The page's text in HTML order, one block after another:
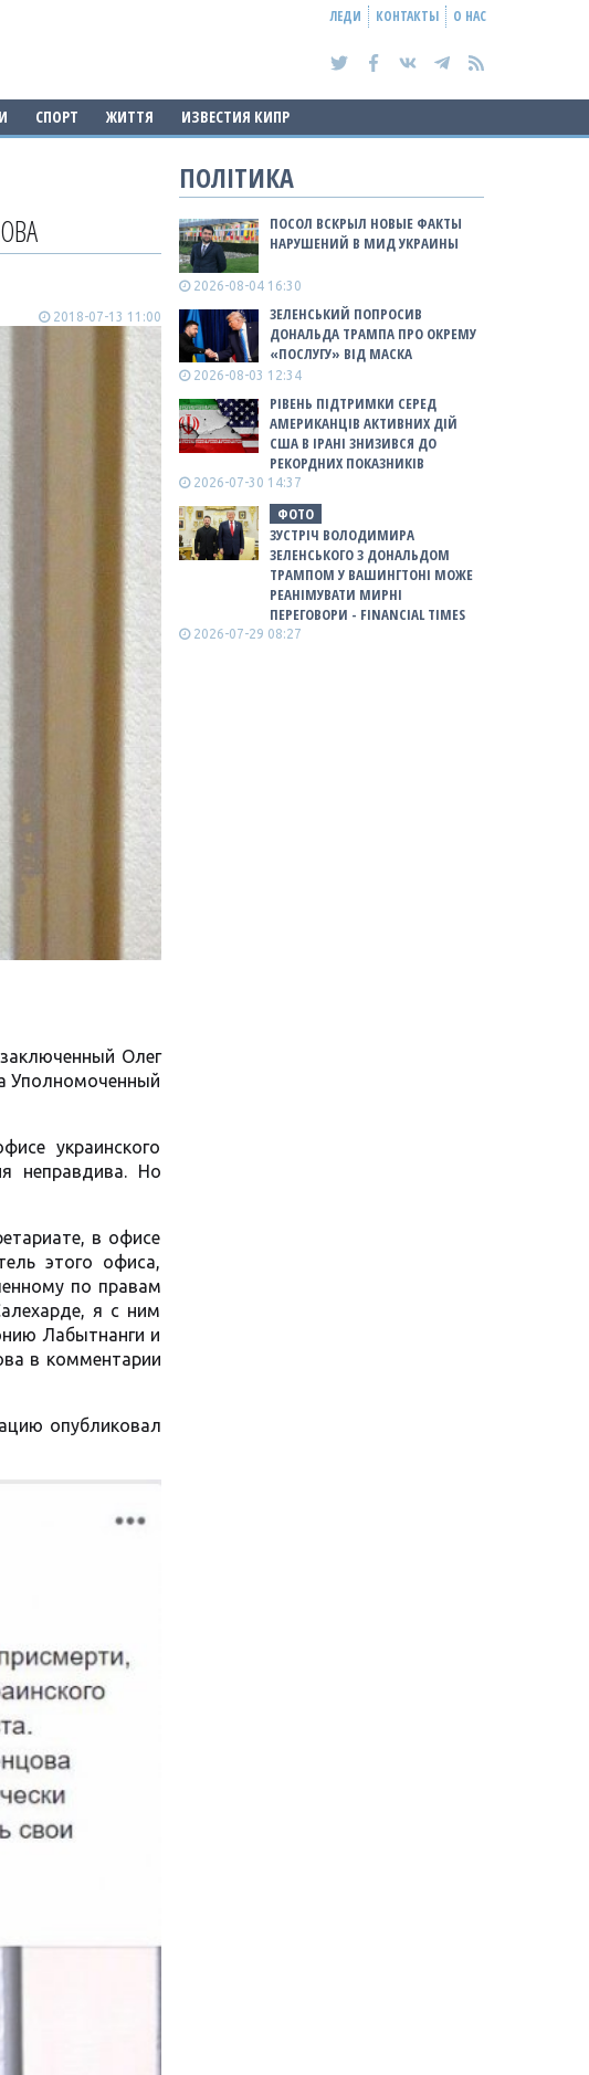
ЛЕДИ КОНТАКТЫ О НАС
СПОРТ ЖИТТЯ ИЗВЕСТИЯ КИПР
2018-07-13 11:00
Олег
Уполномоченный
украинского
неправдива. Но
в офисе
этого офиса,
по правам
я с ним
Лабытнанги и
в комментарии
опубликовал
ПОЛІТИКА
ПОСОЛ ВСКРЫЛ НОВЫЕ ФАКТЫ
НАРУШЕНИЙ В МИД УКРАИНЫ
2026-08-04 16:30
ЗЕЛЕНСЬКИЙ ПОПРОСИВ
ДОНАЛЬДА ТРАМПА ПРО ОКРЕМУ
«ПОСЛУГУ» ВІД МАСКА
2026-08-03 12:34
РІВЕНЬ ПІДТРИМКИ СЕРЕД
АМЕРИКАНЦІВ АКТИВНИХ ДІЙ
США В ІРАНІ ЗНИЗИВСЯ ДО
РЕКОРДНИХ ПОКАЗНИКІВ
2026-07-30 14:37
ФОТО
ЗУСТРІЧ ВОЛОДИМИРА
ЗЕЛЕНСЬКОГО З ДОНАЛЬДОМ
ТРАМПОМ У ВАШИНГТОНІ МОЖЕ
РЕАНІМУВАТИ МИРНІ
ПЕРЕГОВОРИ - FINANCIAL TIMES
2026-07-29 08:27